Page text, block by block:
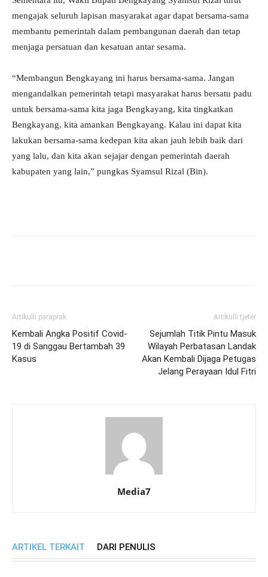
mengajak seluruh lapisan masyarakat agar dapat bersama-sama
membantu pemerintah dalam pembangunan daerah dan tetap
menjaga persatuan dan kesatuan antar sesama.
“Membangun Bengkayang ini harus bersama-sama. Jangan
mengandalkan pemerintah tetapi masyarakat harus bersatu padu
untuk bersama-sama kita jaga Bengkayang, kita tingkatkan
Bengkayang, kita amankan Bengkayang. Kalau ini dapat kita
lakukan bersama-sama kedepan kita akan jauh lebih baik dari
yang lalu, dan kita akan sejajar dengan pemerintah daerah
kabupaten yang lain,” pungkas Syamsul Rizal (Bin).
Artikulli paraprak
Kembali Angka Positif Covid-
19 di Sanggau Bertambah 39
Kasus
Artikulli tjetër
Sejumlah Titik Pintu Masuk
Wilayah Perbatasan Landak
Akan Kembali Dijaga Petugas
Jelang Perayaan Idul Fitri
Media7
ARTIKEL TERKAIT DARI PENULIS